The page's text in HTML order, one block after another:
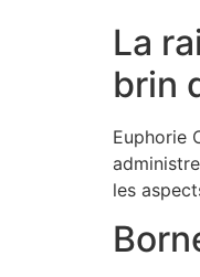
La
brin
Euphorie
les